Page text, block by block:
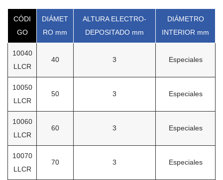
CÓDI
GO
DIÁMET
RO mm
ALTURA ELECTRO-
DEPOSITADO mm
DIÁMETRO
INTERIOR mm
10040
LLCR
40 3 Especiales
10050
LLCR
50 3 Especiales
10060
LLCR
60 3 Especiales
10070
LLCR
70 3 Especiales